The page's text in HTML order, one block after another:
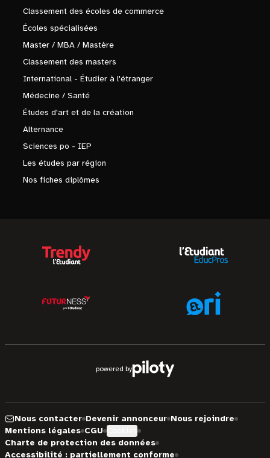
Classement des écoles de commerce
Écoles spécialisées
Master / MBA / Mastère
Classement des masters
International - Étudier à l'étranger
Médecine / Santé
Études d'art et de la création
Alternance
Sciences po - IEP
Les études par région
Nos fiches diplômes
powered by
Nous contacter Devenir annonceur Nous rejoindre
Mentions légales CGU
Charte de protection des données
Accessibilité : partiellement conforme